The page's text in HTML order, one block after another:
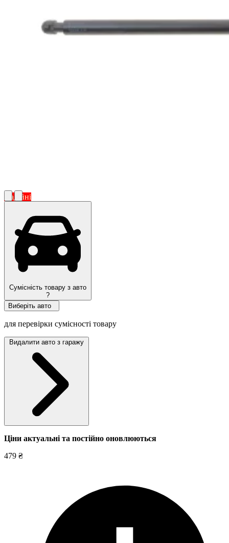
Надійні
Сумісність товару з авто
?
Виберіть авто
для перевірки сумісності товару
Видалити авто з гаражу
Ціни актуальні та постійно оновлюються
479 ₴